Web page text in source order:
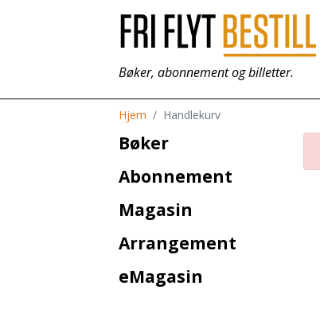
Bøker, abonnement og billetter.
Bøker
Abonnement
Magasin
Arrangement
eMagasin
Hjem Handlekurv